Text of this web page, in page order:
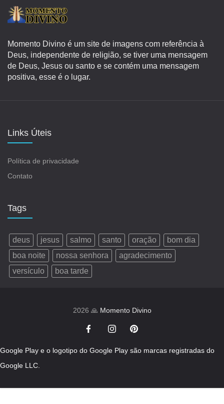
Momento Divino é um site de imagens com referência à
Deus, independente de religião, se tiver uma mensagem
de Deus, Jesus ou santo e se contém uma mensagem
positiva, esse é o lugar.
Links Úteis
Política de privacidade
Contato
Tags
deus jesus salmo santo oração
bom dia
boa noite
nossa senhora
agradecimento
versículo
boa tarde
2026 🙏 Momento Divino
Google Play e o logotipo do Google Play são marcas registradas do
Google LLC.